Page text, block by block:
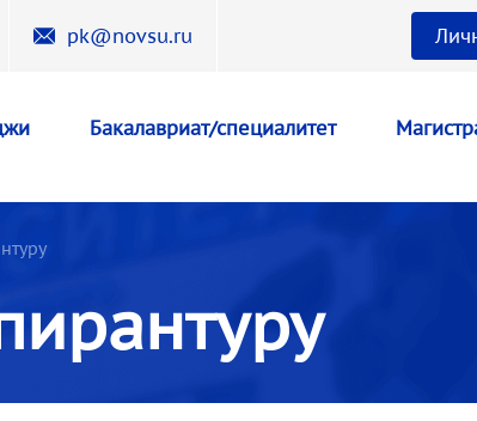
pk@novsu.ru
Бакалавриат/специалитет